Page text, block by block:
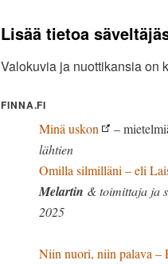
Lisää tietoa
Valokuvia ja nuottikansia on
FINNA.FI
Minä uskon –
lähtien
Omilla silmilläni – eli
Melartin & toimittaja ja
2025
Niin nuori, niin palava –